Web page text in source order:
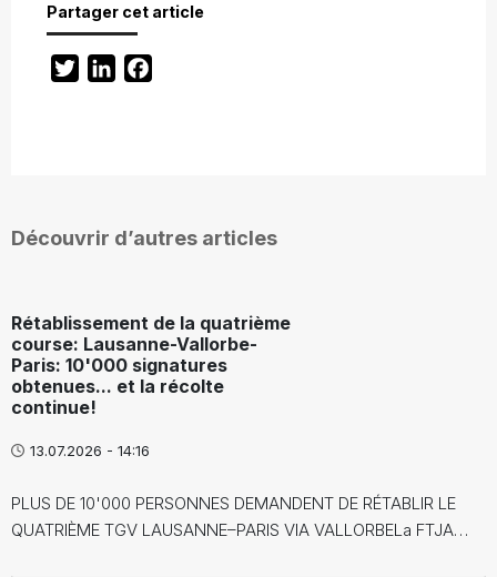
Partager cet article
TwitterLinkedIn
Découvrir d’autres articles
Rétablissement de la quatrième
course: Lausanne-Vallorbe-
Paris: 10'000 signatures
obtenues... et la récolte
continue!
13.07.2026 - 14:16
PLUS DE 10'000 PERSONNES DEMANDENT DE RÉTABLIR LE
QUATRIÈME TGV LAUSANNE–PARIS VIA VALLORBELa FTJA…